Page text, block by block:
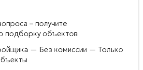
– получите
подборку объектов
— Без комиссии — Только